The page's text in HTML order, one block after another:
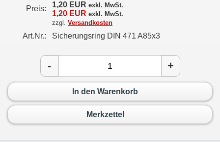
Preis: 1,20 EUR exkl. MwSt.
1,20 EUR exkl. MwSt.
zzgl. Versandkosten
Art.Nr.: Sicherungsring DIN 471 A85x3
- +
In den Warenkorb
Merkzettel